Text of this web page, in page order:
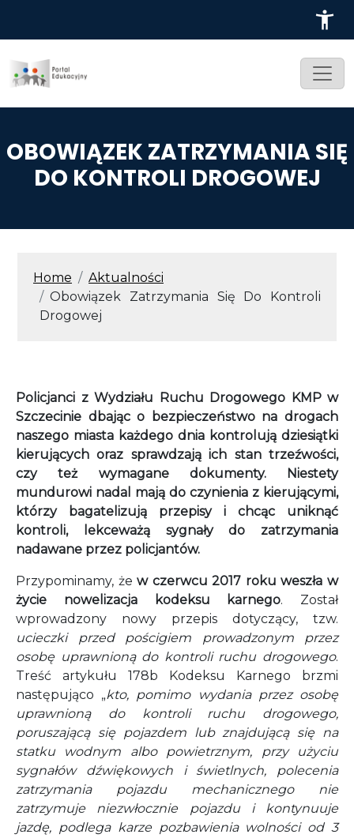
OBOWIĄZEK ZATRZYMANIA SIĘ
DO KONTROLI DROGOWEJ
ŚCIEŻKA NAWIGACYJNA
Home
Aktualności
Obowiązek Zatrzymania Się Do Kontroli
Drogowej
Policjanci z Wydziału Ruchu Drogowego KMP w
Szczecinie dbając o bezpieczeństwo na drogach
naszego miasta każdego dnia kontrolują dziesiątki
kierujących oraz sprawdzają ich stan trzeźwości,
czy też wymagane dokumenty. Niestety
mundurowi nadal mają do czynienia z kierującymi,
którzy bagatelizują przepisy i chcąc uniknąć
kontroli, lekceważą sygnały do zatrzymania
nadawane przez policjantów.
Przypominamy, że w czerwcu 2017 roku weszła w
życie nowelizacja kodeksu karnego. Został
wprowadzony nowy przepis dotyczący, tzw.
ucieczki przed pościgiem prowadzonym przez
osobę uprawnioną do kontroli ruchu drogowego.
Treść artykułu 178b Kodeksu Karnego brzmi
następująco „kto, pomimo wydania przez osobę
uprawnioną do kontroli ruchu drogowego,
poruszającą się pojazdem lub znajdującą się na
statku wodnym albo powietrznym, przy użyciu
sygnałów dźwiękowych i świetlnych, polecenia
zatrzymania pojazdu mechanicznego nie
zatrzymuje niezwłocznie pojazdu i kontynuuje
jazdę, podlega karze pozbawienia wolności od 3